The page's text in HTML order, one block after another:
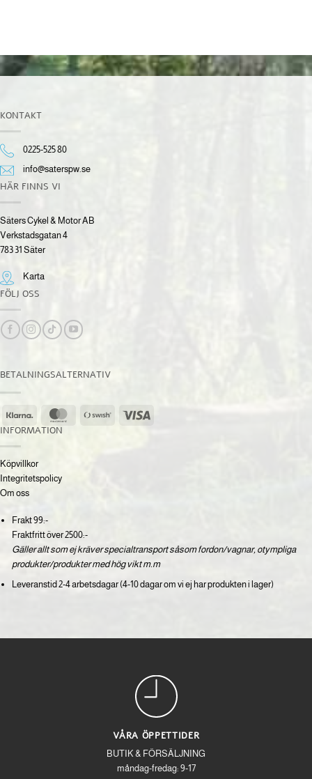
KONTAKT
0225-525 80
info@saterspw.se
HÄR FINNS VI
Säters Cykel & Motor AB
Verkstadsgatan 4
783 31 Säter
Karta
FÖLJ OSS
BETALNINGSALTERNATIV
Klarna MasterCardSwish
INFORMATION
Köpvillkor
Integritetspolicy
Om oss
Frakt 99:-
Fraktfritt över 2500:-
Gäller allt som ej kräver specialtransport såsom fordon/vagnar, otympliga
produkter/produkter med hög vikt m.m
Leveranstid 2-4 arbetsdagar (4-10 dagar om vi ej har produkten i lager)
VÅRA ÖPPETTIDER
BUTIK & FÖRSÄLJNING
måndag-fredag: 9-17